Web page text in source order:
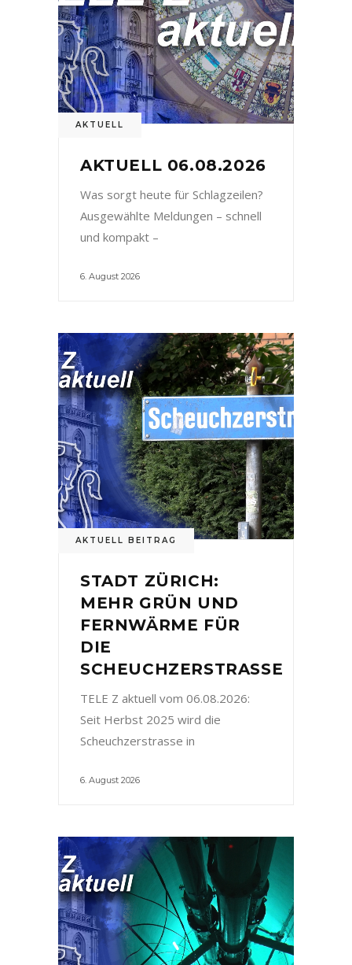
AKTUELL
AKTUELL 06.08.2026
Was sorgt heute für Schlagzeilen?
Ausgewählte Meldungen – schnell
und kompakt –
6. August 2026
AKTUELL BEITRAG
STADT ZÜRICH:
MEHR GRÜN UND
FERNWÄRME FÜR
DIE
SCHEUCHZERSTRASSE
TELE Z aktuell vom 06.08.2026:
Seit Herbst 2025 wird die
Scheuchzerstrasse in
6. August 2026